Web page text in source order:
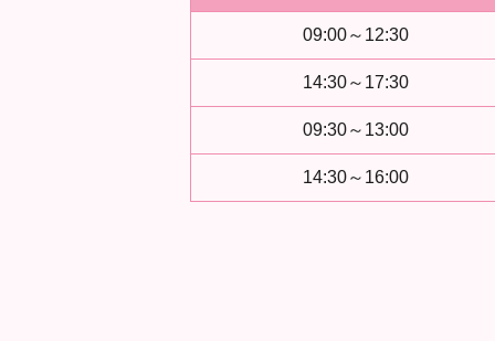
09:00～12:30
14:30～17:30
09:30～13:00
14:30～16:00